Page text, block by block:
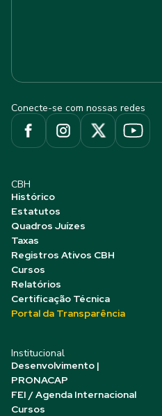
Conecte-se com nossas redes
CBH
Histórico
Estatutos
Quadros Juízes
Taxas
Registros Ativos CBH
Cursos
Relatórios
Certificação Técnica
Portal da Transparência
Institucional
Desenvolvimento |
PRONACAP
FEI / Agenda Internacional
Cursos